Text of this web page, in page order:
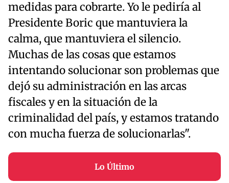
medidas para cobrarte. Yo le pediría al
Presidente Boric que mantuviera la
calma, que mantuviera el silencio.
Muchas de las cosas que estamos
intentando solucionar son problemas que
dejó su administración en las arcas
fiscales y en la situación de la
criminalidad del país, y estamos tratando
con mucha fuerza de solucionarlas".
Lo Último